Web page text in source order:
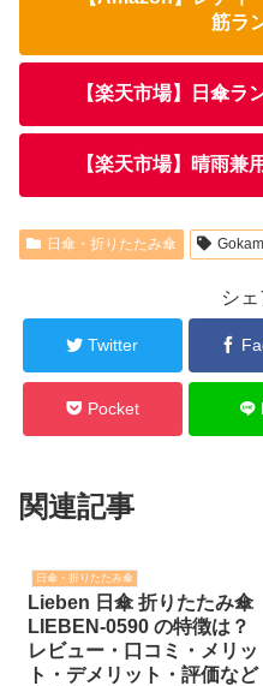
筋ラ
【楽天市場】日傘ラ
【楽天市場】晴雨兼
日傘・折りたたみ傘
シ
Twitter
Pocket
関連記事
日傘・折りたたみ傘
Lieben 日傘 折りたたみ傘
LIEBEN-0590 の特徴は？
レビュー・口コミ・メリッ
ト・デメリット・評価など